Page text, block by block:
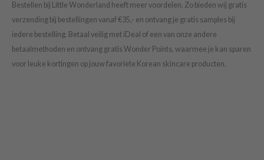
Bestellen bij Little Wonderland heeft meer voordelen. Zo bieden wij gratis
verzending bij bestellingen vanaf €35,- en ontvang je gratis samples bij
iedere bestelling. Betaal veilig met iDeal of een van onze andere
betaalmethoden en ontvang gratis Wonder Points, waarmee je kan sparen
voor leuke kortingen op jouw favoriete Korean skincare producten.